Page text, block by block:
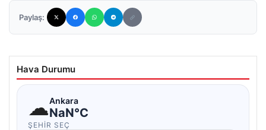
Paylaş:
Hava Durumu
☁Ankara
NaN°C
ŞEHIR SEÇ